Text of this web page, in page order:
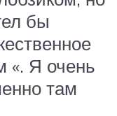
бы
«. Я очень
там